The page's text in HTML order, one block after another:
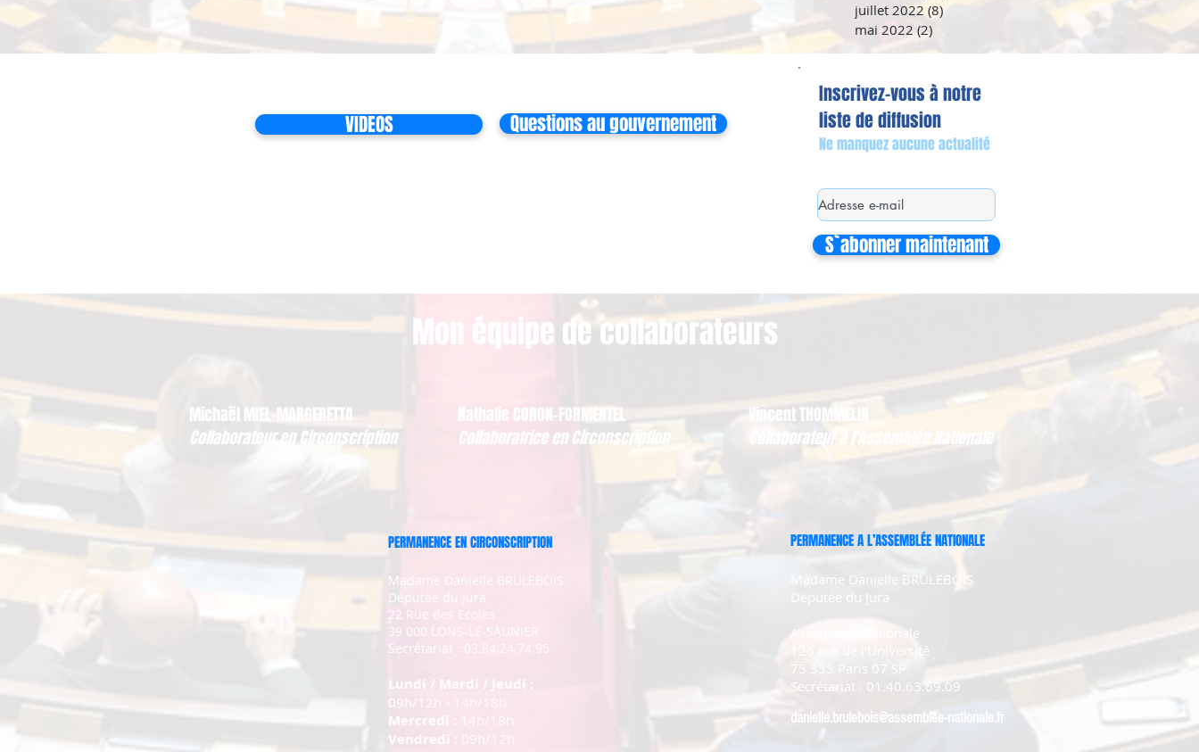
juillet 2022 (8) 8 posts
mai 2022 (2)
VIDEOS Questions au gouvernement
Inscrivez-vous à notre
liste de diffusion
Ne manquez aucune actualité
S`abonner maintenant
Mon équipe de collaborateurs
Michaël MIEL-MARGERETTA
Collaborateur en Circonscription
Vincent THOMMELIN
Collaborateur à l'Assemblée Nationale
Nathalie CORON-FORMENTEL
Collaboratrice en Circonscription
PERMANENCE EN CIRCONSCRIPTION
Madame Danielle BRULEBOIS
Députée du Jura
22 Rue des Ecoles
39 000 LONS-LE-SAUNIER
Secrétariat : 03.84.24.74.95
Lundi / Mardi / Jeudi :
09h/12h - 14h/18h
Mercredi : 14h/18h
Vendredi : 09h/12h
PERMANENCE A L’ASSEMBLÉE NATIONALE
Madame Danielle BRULEBOIS
Députée du Jura
Assemblée Nationale
126 rue de l'Université
75 355 Paris 07 SP
Secrétariat : 01.40.63.69.09
danielle.brulebois@assemblee-nationale.fr